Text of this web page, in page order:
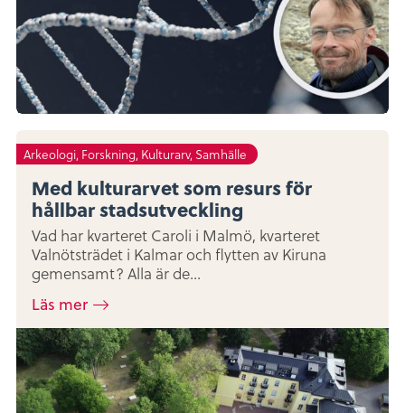
Arkeologi, Forskning, Kulturarv, Samhälle
Med kulturarvet som resurs för
hållbar stadsutveckling
Vad har kvarteret Caroli i Malmö, kvarteret
Valnötsträdet i Kalmar och flytten av Kiruna
gemensamt? Alla är de...
Läs mer